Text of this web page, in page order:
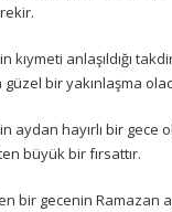
kıymeti anlaşıldığı
bir yakınlaşma
aydan hayırlı bir gece
büyük bir fırsattır.
bir gecenin Ramazan